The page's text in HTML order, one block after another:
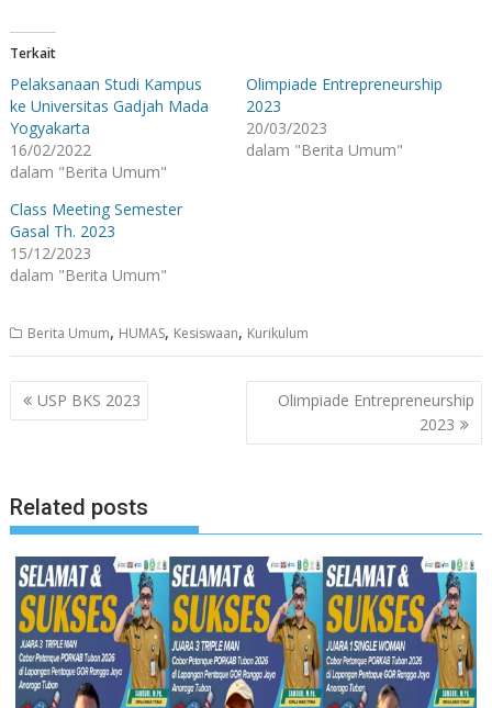
Terkait
Pelaksanaan Studi Kampus
ke Universitas Gadjah Mada
Yogyakarta
16/02/2022
dalam "Berita Umum"
Olimpiade Entrepreneurship
2023
20/03/2023
dalam "Berita Umum"
Class Meeting Semester
Gasal Th. 2023
15/12/2023
dalam "Berita Umum"
Berita Umum, HUMAS, Kesiswaan, Kurikulum
Navigasi
pos
USP BKS 2023
Olimpiade Entrepreneurship
2023
Related posts